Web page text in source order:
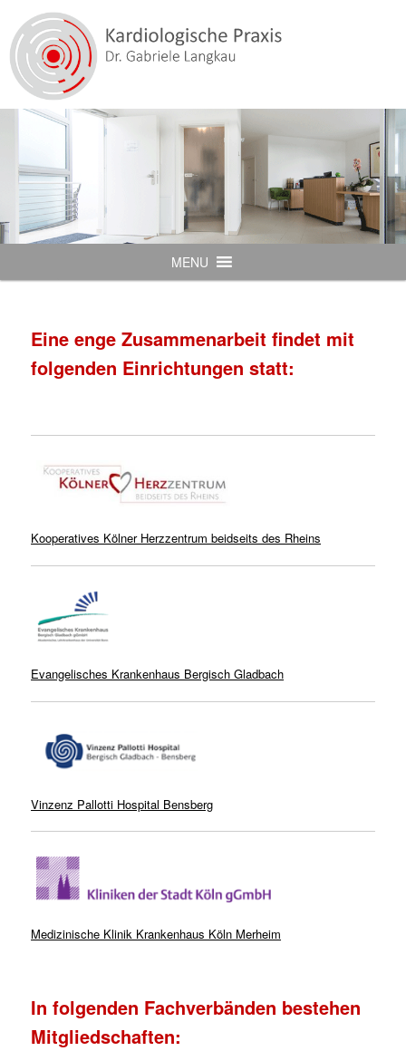
Kardiologie in Bensberg
Inhalt
MENU
Eine enge Zusammenarbeit findet mit
folgenden Einrichtungen statt:
Kooperatives Kölner Herzzentrum beidseits des Rheins
Evangelisches Krankenhaus Bergisch Gladbach
Vinzenz Pallotti Hospital Bensberg
Medizinische Klinik Krankenhaus Köln Merheim
In folgenden Fachverbänden bestehen
Mitgliedschaften: